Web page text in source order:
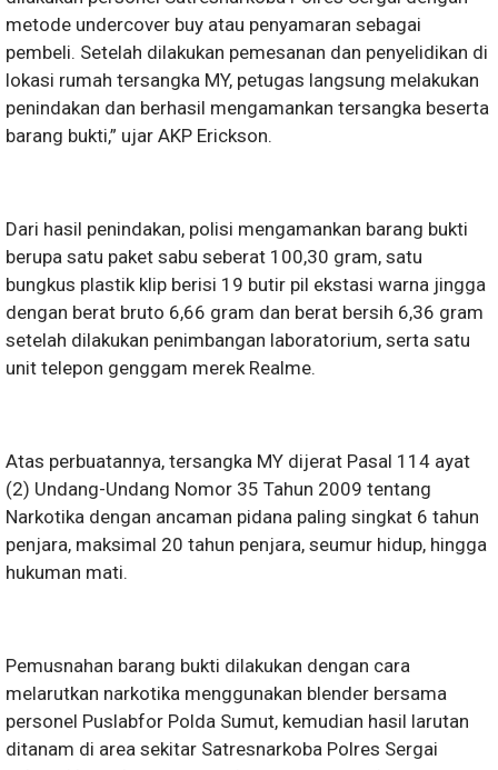
metode undercover buy atau penyamaran sebagai
pembeli. Setelah dilakukan pemesanan dan penyelidikan di
lokasi rumah tersangka MY, petugas langsung melakukan
penindakan dan berhasil mengamankan tersangka beserta
barang bukti,” ujar AKP Erickson.
Dari hasil penindakan, polisi mengamankan barang bukti
berupa satu paket sabu seberat 100,30 gram, satu
bungkus plastik klip berisi 19 butir pil ekstasi warna jingga
dengan berat bruto 6,66 gram dan berat bersih 6,36 gram
setelah dilakukan penimbangan laboratorium, serta satu
unit telepon genggam merek Realme.
Atas perbuatannya, tersangka MY dijerat Pasal 114 ayat
(2) Undang-Undang Nomor 35 Tahun 2009 tentang
Narkotika dengan ancaman pidana paling singkat 6 tahun
penjara, maksimal 20 tahun penjara, seumur hidup, hingga
hukuman mati.
Pemusnahan barang bukti dilakukan dengan cara
melarutkan narkotika menggunakan blender bersama
personel Puslabfor Polda Sumut, kemudian hasil larutan
ditanam di area sekitar Satresnarkoba Polres Sergai